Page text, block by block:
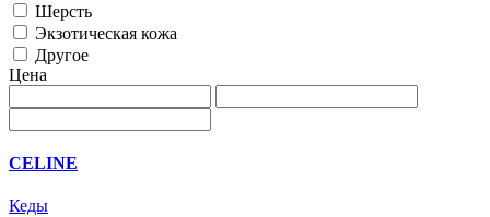
Шерсть
Экзотическая кожа
Другое
Цена
CELINE
Кеды